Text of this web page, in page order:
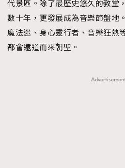
代景區。除了最歷史悠久的教堂
數十年，更發展成為音樂節盤地
魔法迷、身心靈行者、音樂狂熱
都會遠道而來朝聖。